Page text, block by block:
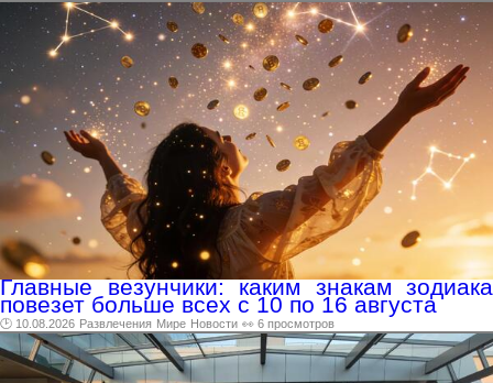
Главные везунчики: каким знакам зодиака
повезет больше всех с 10 по 16 августа
🕑 10.08.2026 Развлечения Мире Новости 👀 6 просмотров